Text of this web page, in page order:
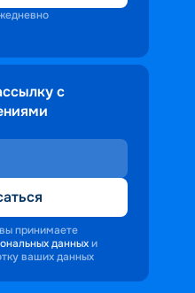
с
принимаете
данных и
ваших данных